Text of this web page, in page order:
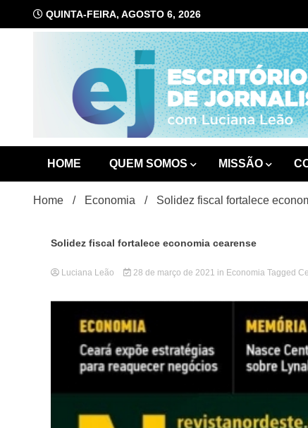
QUINTA-FEIRA, AGOSTO 6, 2026
HOME
QUEM SOMOS MISSÃO
Home Economia Solidez fiscal fortalece
Solidez fiscal fortalece economia cearense
Luciana Leão 28 de março de 2021 in Economia Tagged